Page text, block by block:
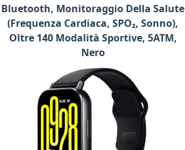
Bluetooth, Monitoraggio Della Salute
(Frequenza Cardiaca, SPO₂, Sonno),
Oltre 140 Modalità Sportive, 5ATM,
Nero